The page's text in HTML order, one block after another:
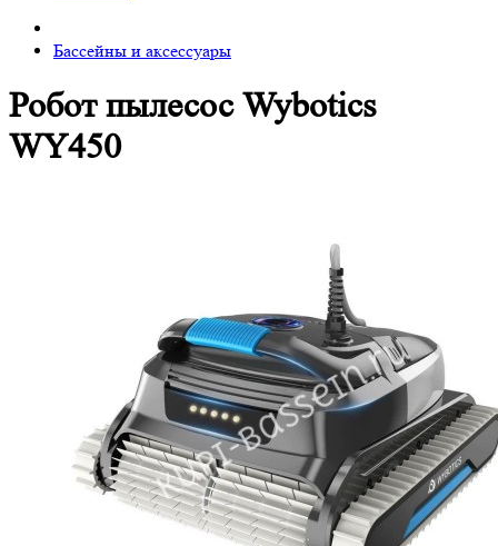
Бассейны и аксессуары
Робот пылесос Wybotics
WY450